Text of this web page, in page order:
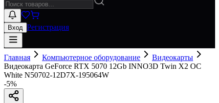
Вход Регистрация
Главная Компьютерное оборудование
Видеокарты
Видеокарта GeForce RTX 5070 12Gb INNO3D Twin X2 OC
White N50702-12D7X-195064W
-5%